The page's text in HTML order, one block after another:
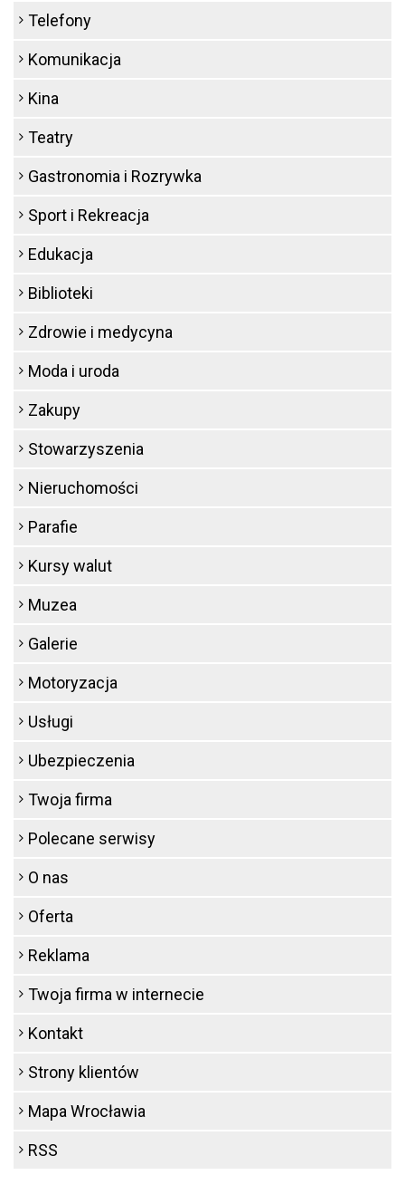
Telefony
Komunikacja
Kina
Teatry
Gastronomia i Rozrywka
Sport i Rekreacja
Edukacja
Biblioteki
Zdrowie i medycyna
Moda i uroda
Zakupy
Stowarzyszenia
Nieruchomości
Parafie
Kursy walut
Muzea
Galerie
Motoryzacja
Usługi
Ubezpieczenia
Twoja firma
Polecane serwisy
O nas
Oferta
Reklama
Twoja firma w internecie
Kontakt
Strony klientów
Mapa Wrocławia
RSS